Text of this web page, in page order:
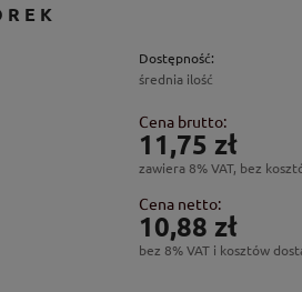
Dostępność:
średnia ilość
Cena brutto:
11,75 zł
zawiera 8% VAT, bez
Cena netto:
10,88 zł
bez 8% VAT i kosztów